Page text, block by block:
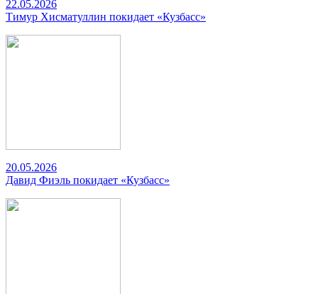
22.05.2026
Тимур Хисматуллин покидает «Кузбасс»
20.05.2026
Давид Фиэль покидает «Кузбасс»